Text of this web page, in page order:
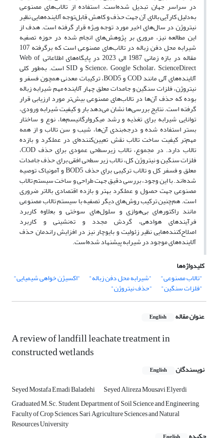
در سراسر جهان تبدیل شده‌است. استفاده از تالاب‌های مصنوعی
به‌دلیل کارآیی بالای آن جهت حذف و کاهش قابل‌توجه آلاینده‌هایی نظیر
نیتروژن در سال‌های اخیر مورد توجه ویژه قرار گرفته است. هدف از
این مطالعه نیز، مروری بر پژوهش‌های انجام شده در حوزه تصفیه
شیرابه محل دفن زباله در تالاب‌های مصنوعی است که برگرفته 107
مقاله در بازه زمانی 1987 الی 2023 در پایگاه‌های اطلاعاتی Web of
Science، Google Scholar، ScienceDirect و SID است. به‌طور کلی
آلاینده‌های آلی مانند COD و BOD5، ترکیبات معدنی همچون فسفر و
نیتروژن، فلزات سنگین و جامدات معلق چهار آلاینده مهم شیرابه زباله
بوده که حذف آن‌ها در تالاب‌های مصنوعی بیش‌تر مورد ارزیابی قرار
گرفته است. نتایج بررسی‌ها نشان می‌دهد بار و کیفیت شیرابه ورودی،
توانایی شیرابه برای تغذیه و رشد میکروارگانیسم‌ها، نوع و ساختار
بستر استفاده شده و درجه‌بندی آن‌ها، شیب و سن تالاب و از همه
مهم‌تر کیفیت ساخت تالاب نقش تعیین‌کننده‌ای در عملکرد و بازده
تالاب دارد. در مجموع، تالاب زیرسطحی عمودی برای حذف COD،
فلزات سنگین و نیتروژن کل، تالاب زیر سطحی افقی برای حذف جامدات
معلق و فسفر کل و تالاب ترکیبی برای حذف BOD5 و آمونیاک توصیه
شده‌‎اند. با این وجود، بررسی دقیق جهت طراحی و ساخت سیستم تالاب
مصنوعی جهت حصول و عملکرد بهتر و بازده اقتصادی بالاتر ضروری
است. هم‌چنین ترکیب روش‌های دیگر تصفیه با سیستم تالاب مصنوعی
مانند راکتورهای بی‌هوازی و سلول‌های سوختی و بعلاوه کاربرد
فرآیندهای هوادهی، گردش مجدد و ته‌نشینی و کاربرد
اصلاح‌کننده‌هایی نظیر زئولیت و بایوچار نیز در افزایش راندمان حذف
آلاینده‌های موجود در شیرابه پیشنهاد شده‌است.
کلیدواژه‌ها
"تالاب مصنوعی"
"شیرابه محل دفن زباله" "اکسیژن خواهی شیمیایی"
"فلزات سنگین" "حذف نیتروژن"
عنوان مقاله English
A review of landfill leachate treatment in
constructed wetlands
نویسندگان English
Seyed Mostafa Emadi Baladehi
Seyed Alireza Mousavi Elyerdi
Graduated M.Sc. Student, Department of Soil Science and Engineering,
Faculty of Crop Sciences, Sari Agriculture Sciences and Natural
Resources University